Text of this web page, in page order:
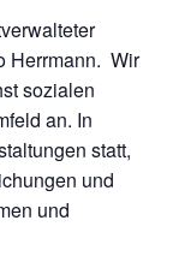
Herrmann. Wir
sozialen
an. In
statt,
und
und